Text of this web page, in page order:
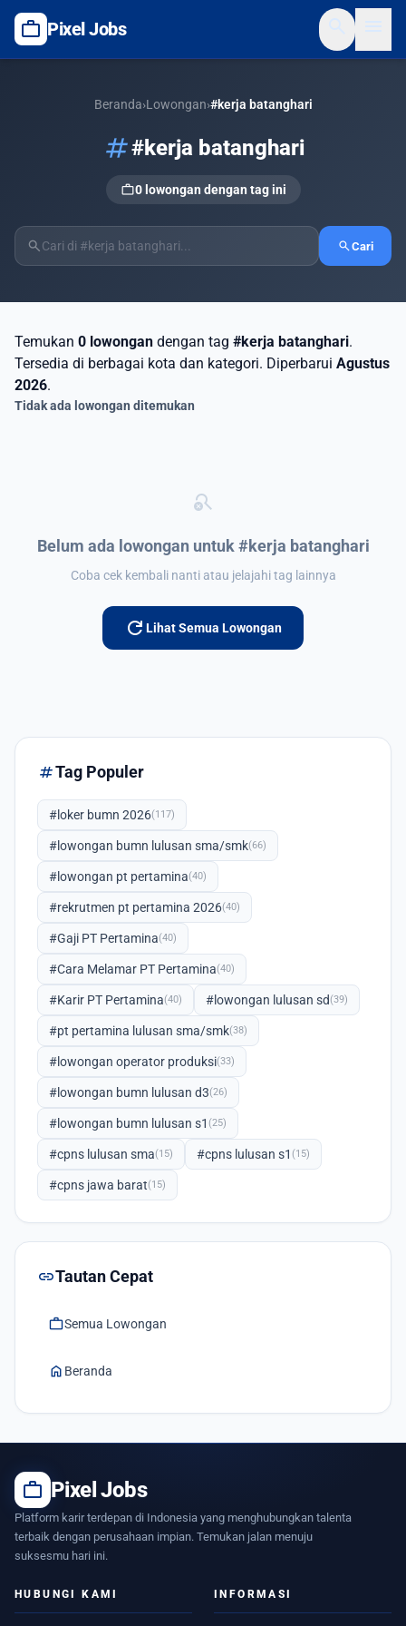
work Pixel Jobs
Beranda›Lowongan›#kerja batanghari
tag#kerja batanghari
work0 lowongan dengan tag ini
search searchCari
Temukan 0 lowongan dengan tag #kerja batanghari.
Tersedia di berbagai kota dan kategori. Diperbarui Agustus
2026.
Tidak ada lowongan ditemukan
search_off
Belum ada lowongan untuk #kerja batanghari
Coba cek kembali nanti atau jelajahi tag lainnya
refresh Lihat Semua Lowongan
tagTag Populer
#loker bumn 2026(117)
#lowongan bumn lulusan sma/smk(66)
#lowongan pt pertamina(40)
#rekrutmen pt pertamina 2026(40)
#Gaji PT Pertamina(40)
#Cara Melamar PT Pertamina(40)
#Karir PT Pertamina(40) #lowongan lulusan sd(39)
#pt pertamina lulusan sma/smk(38)
#lowongan operator produksi(33)
#lowongan bumn lulusan d3(26)
#lowongan bumn lulusan s1 (25)
#cpns lulusan sma(15) #cpns lulusan s1 (15)
#cpns jawa barat(15)
linkTautan Cepat
workSemua Lowongan
home Beranda
work Pixel Jobs
Platform karir terdepan di Indonesia yang menghubungkan talenta
terbaik dengan perusahaan impian. Temukan jalan menuju
suksesmu hari ini.
HUBUNGI KAMI INFORMASI